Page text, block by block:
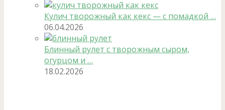
Кулич творожный как кекс — с помадкой …
06.04.2026
Блинный рулет с творожным сыром,
огурцом и …
18.02.2026